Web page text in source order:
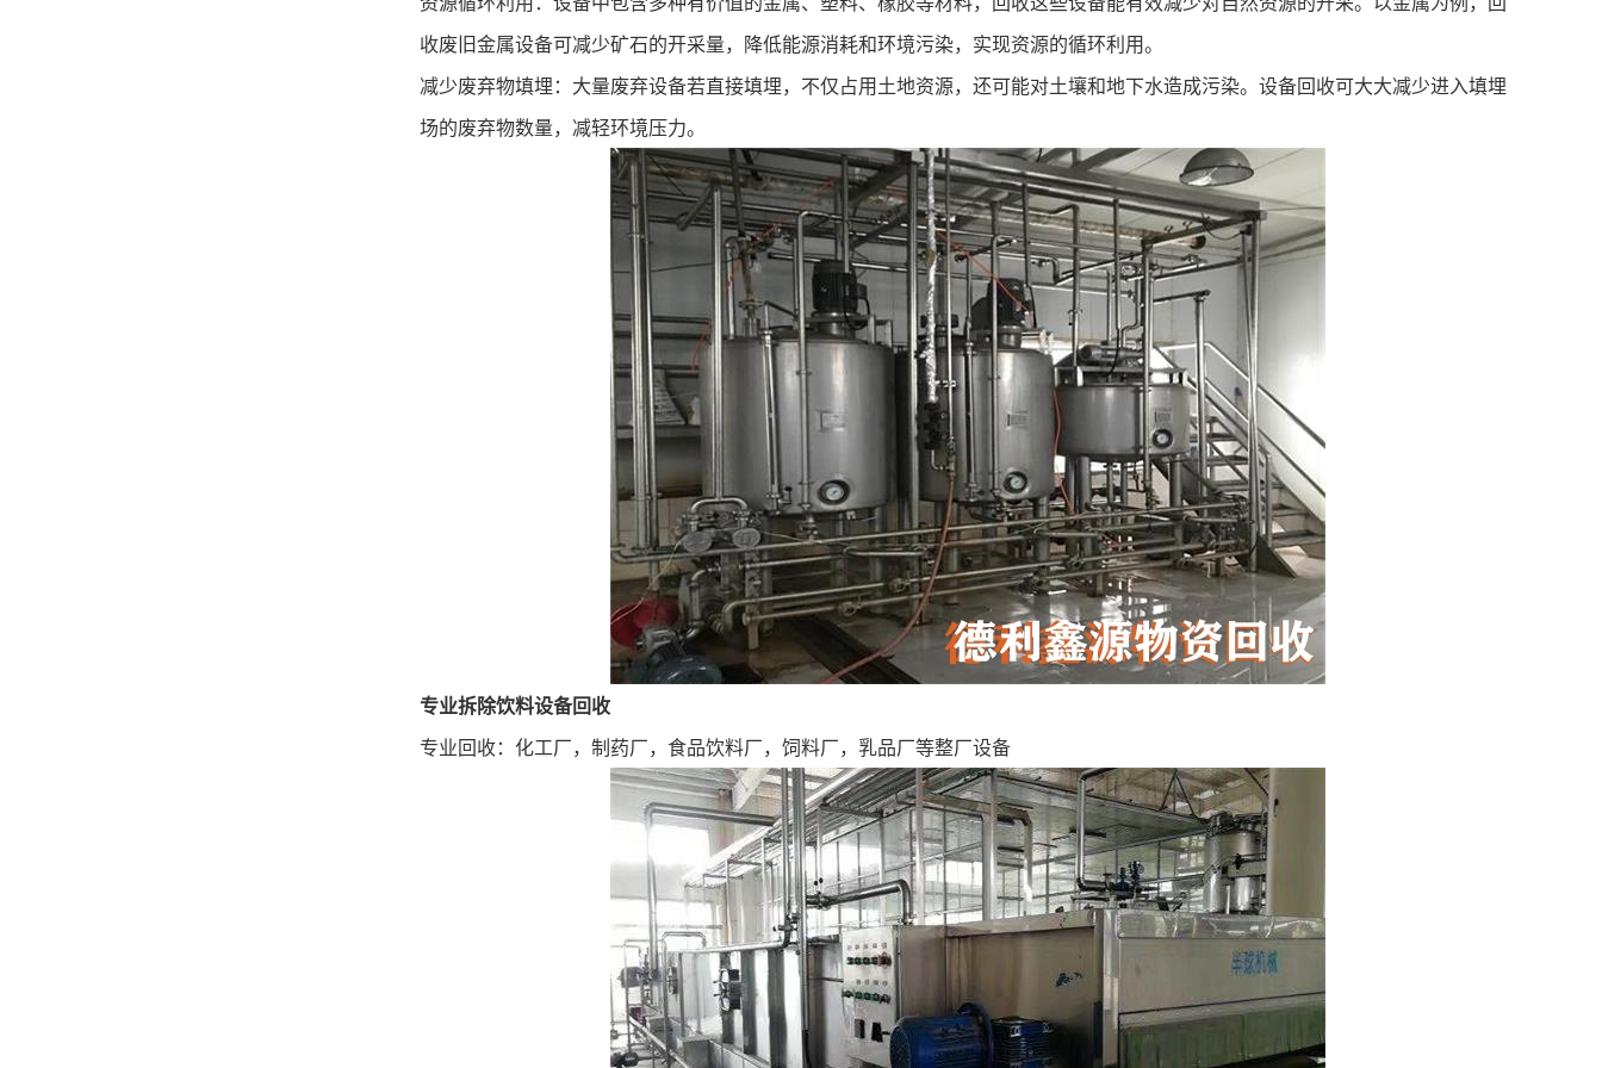
收废旧金属设备可减少矿石的开采量，降低能源消耗和环境污染，实现资源的循环利用。
减少废弃物填埋：大量废弃设备若直接填埋，不仅占用土地资源，还可能对土壤和地下水造成污染。 设备回收可大大减少进入填埋
场的废弃物数量，减轻环境压力。
专业拆除饮料设备回收
专业回收：化工厂，制药厂，食品饮料厂，饲料厂，乳品厂等整厂设备